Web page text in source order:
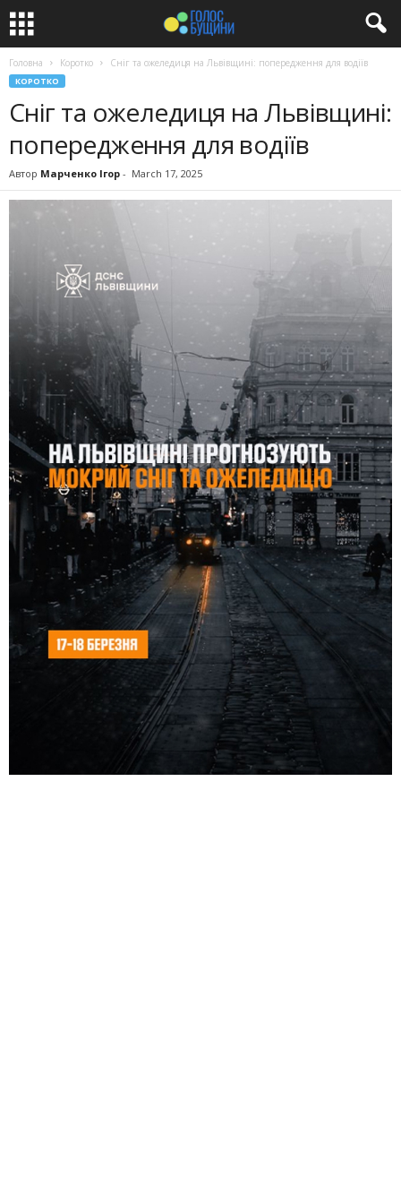
Головна Коротко Сніг та ожеледиця на Львівщині: попередження для водіїв
КОРОТКО
Сніг та ожеледиця на Львівщині:
попередження для водіїв
Автор Марченко Ігор - March 17, 2025